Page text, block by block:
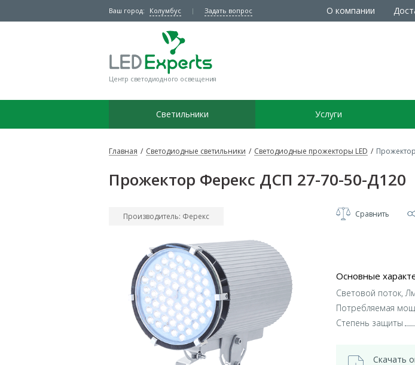
Ваш город: Колумбус Задать вопрос О компании
Центр светодиодного освещения
Светильники Услуги
Главная / Светодиодные светильники / Светодиодные прожекторы LED /
Прожектор Ферекс ДСП 27-70-50-Д120
Производитель: Ферекс Сравнить
Основные
Световой поток,
Потребляемая
Степень защиты
Скачать